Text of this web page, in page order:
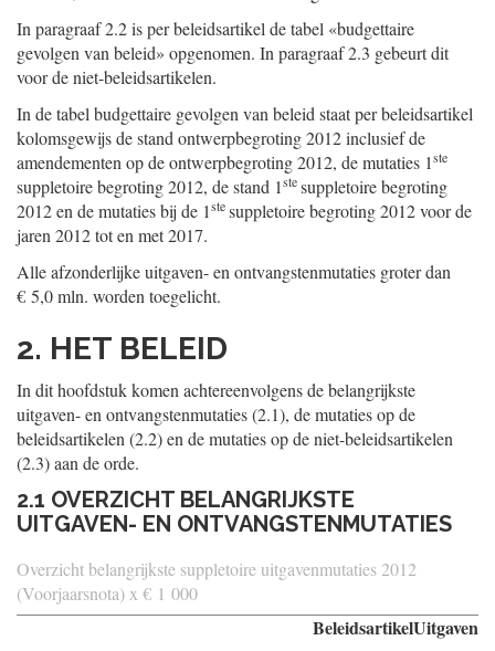
In paragraaf 2.2 is per beleidsartikel de tabel «budgettaire
gevolgen van beleid» opgenomen. In paragraaf 2.3 gebeurt dit
voor de niet-beleidsartikelen.
In de tabel budgettaire gevolgen van beleid staat per beleidsartikel
kolomsgewijs de stand ontwerpbegroting 2012 inclusief de
amendementen op de ontwerpbegroting 2012, de mutaties 1ste
suppletoire begroting 2012, de stand 1stesuppletoire begroting
2012 en de mutaties bij de 1stesuppletoire begroting 2012 voor de
jaren 2012 tot en met 2017.
Alle afzonderlijke uitgaven- en ontvangstenmutaties groter dan
€ 5,0 mln. worden toegelicht.
2. HET BELEID
In dit hoofdstuk komen achtereenvolgens de belangrijkste
uitgaven- en ontvangstenmutaties (2.1), de mutaties op de
beleidsartikelen (2.2) en de mutaties op de niet-beleidsartikelen
(2.3) aan de orde.
2.1 OVERZICHT BELANGRIJKSTE
UITGAVEN- EN ONTVANGSTENMUTATIES
Overzicht belangrijkste suppletoire uitgavenmutaties 2012
(Voorjaarsnota) x € 1 000
BeleidsartikelUitgaven